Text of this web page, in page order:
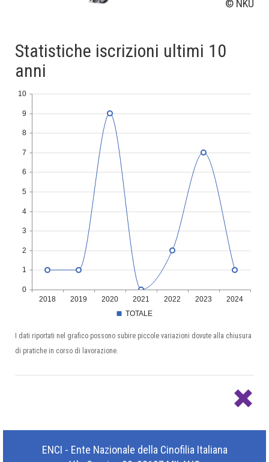
© NKU
Statistiche iscrizioni ultimi 10
anni
2018 2019 2020 2021 2022 2023 2024
0
1
2
3
4
5
6
7
8
9
10
TOTALE
I dati riportati nel grafico possono subire piccole variazioni dovute alla chiusura
di pratiche in corso di lavorazione.
ENCI - Ente Nazionale della Cinofilia Italiana